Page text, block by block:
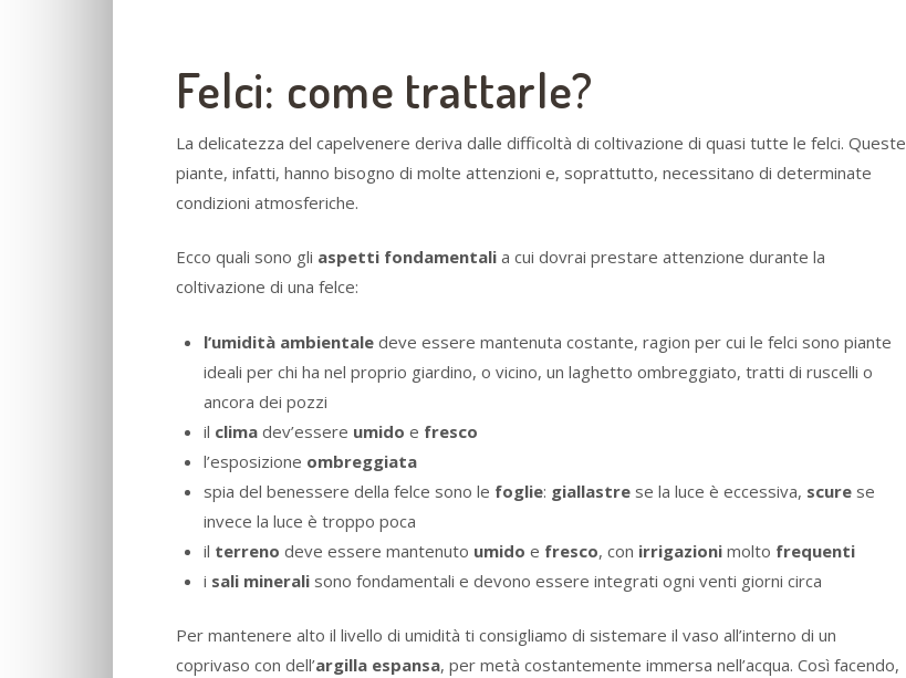
Felci: come trattarle?
La delicatezza del capelvenere deriva dalle difficoltà di coltivazione di quasi tutte le felci. Queste
piante, infatti, hanno bisogno di molte attenzioni e, soprattutto, necessitano di determinate
condizioni atmosferiche.
Ecco quali sono gli aspetti fondamentali a cui dovrai prestare attenzione durante la
coltivazione di una felce:
l’umidità ambientaledeve essere mantenuta costante, ragion per cui le felci sono piante
ideali per chi ha nel proprio giardino, o vicino, un laghetto ombreggiato, tratti di ruscelli o
ancora dei pozzi
il climadev’essere umido e fresco
l’esposizione ombreggiata
spia del benessere della felce sono le foglie: giallastrese la luce è eccessiva, scurese
invece la luce è troppo poca
il terreno deve essere mantenuto umido e fresco, con irrigazionimolto frequenti
i sali mineralisono fondamentali e devono essere integrati ogni venti giorni circa
Per mantenere alto il livello di umidità ti consigliamo di sistemare il vaso all’interno di un
coprivaso con dell’argilla espansa, per metà costantemente immersa nell’acqua. Così facendo,